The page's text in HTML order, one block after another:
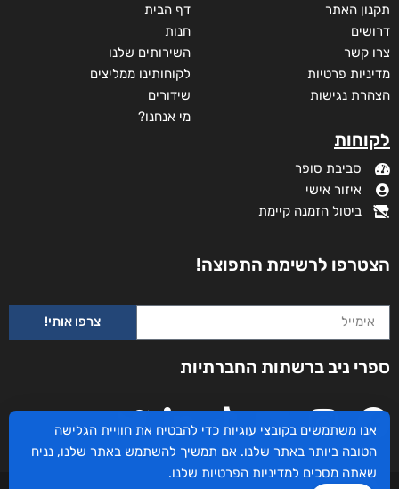
תקנון האתר
דרושים
צרו קשר
מדיניות פרטיות
הצהרת נגישות
לקוחות
סביבת סופר
איזור אישי
ביטול הזמנה קיימת
דף הבית
חנות
השירותים שלנו
לקוחותינו ממליצים
שידורים
מי אנחנו?
הצטרפו לרשימת התפוצה!
צרפו אותי!
ספרי ניב ברשתות החברתיות
אנו משתמשים בקובצי עוגיות כדי להבטיח את חוויית הגלישה
הטובה ביותר באתר שלנו. אם תמשיך להשתמש באתר שלנו, נניח
שאתה מסכים למדיניות הפרטיות שלנו.